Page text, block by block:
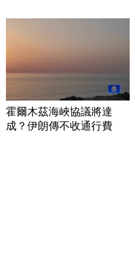
霍爾木茲海峽協議將達
成？伊朗傳不收通行費